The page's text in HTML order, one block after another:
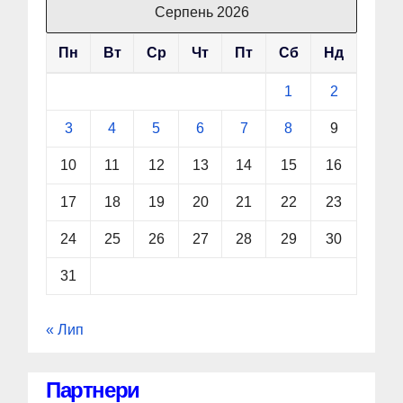
Серпень 2026
Пн Вт Ср Чт Пт Сб Нд
1 2
3 4 5 6 7 8 9
10 11 12 13 14 15 16
17 18 19 20 21 22 23
24 25 26 27 28 29 30
31
« Лип
Партнери